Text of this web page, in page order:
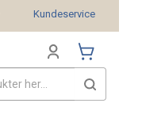
Kundeservice